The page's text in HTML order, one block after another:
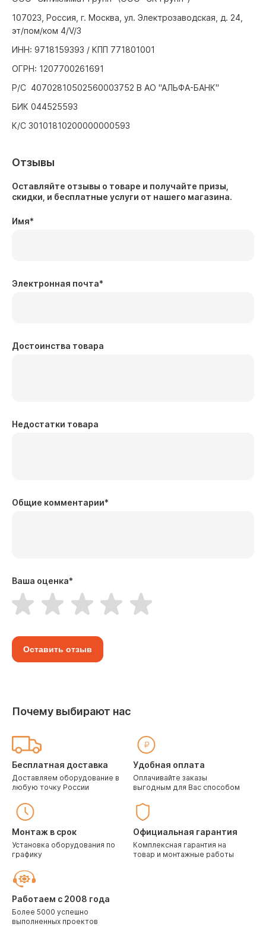
107023, Россия, г. Москва, ул. Электрозаводская, д. 24,
эт/пом/ком 4/V/3
ИНН: 9718159393 / КПП 771801001
ОГРН: 1207700261691
Р/С 40702810502560003752 В АО "АЛЬФА-БАНК"
БИК 044525593
К/С 30101810200000000593
Отзывы
Оставляйте отзывы о товаре и получайте призы,
скидки, и бесплатные услуги от нашего магазина.
Имя*
Электронная почта*
Достоинства товара
Недостатки товара
Общие комментарии*
Ваша оценка*
Оставить отзыв
Почему выбирают нас
Бесплатная доставка
Доставляем оборудование в
любую точку России
Удобная оплата
Оплачивайте заказы
выгодным для Вас способом
Монтаж в срок
Установка оборудования по
графику
Официальная гарантия
Комплексная гарантия на
товар и монтажные работы
Работаем с 2008 года
Более 5000 успешно
выполненных проектов